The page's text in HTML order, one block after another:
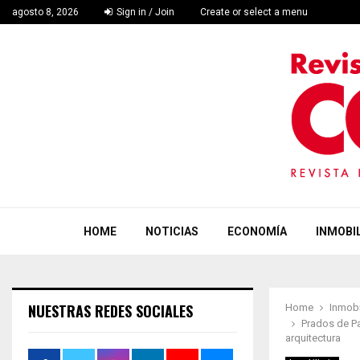
agosto 8, 2026 Sign in / Join Create or select a menu
HOME NOTICIAS ECONOMÍA
Home
Prados de
arquitectura
NUESTRAS REDES SOCIALES